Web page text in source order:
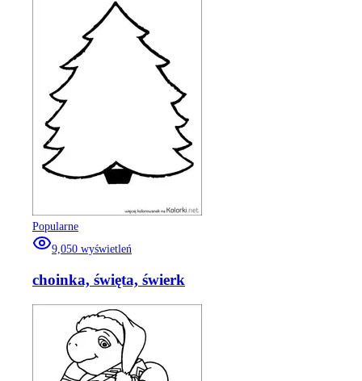
Popularne
9,050 wyświetleń
choinka, święta, świerk